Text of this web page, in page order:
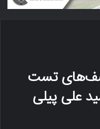
صف‌های تست
علی پیلی